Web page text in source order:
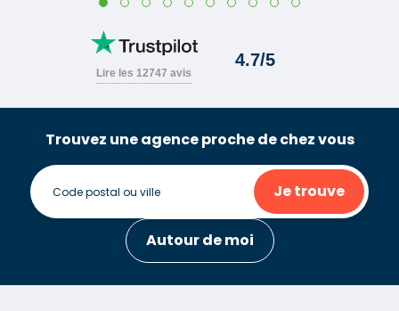
Trouvez une agence proche de chez vous
Je trouve
Autour de moi